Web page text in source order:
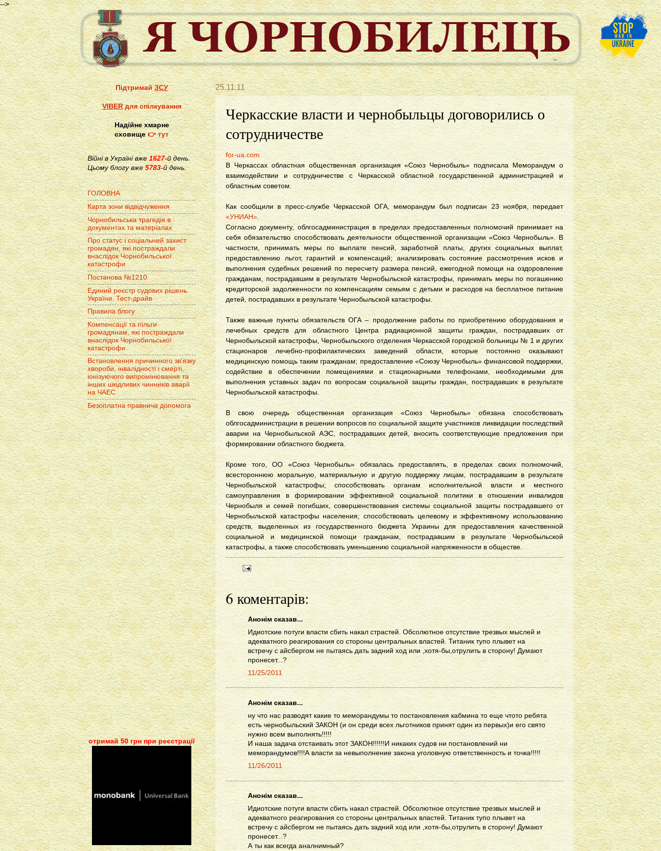
-->
25.11.11
Черкасские власти и чернобыльцы договорились о
сотрудничестве
for-ua.com
В Черкассах областная общественная организация «Союз Чернобыль» подписала Меморандум о
взаимодействии и сотрудничестве с Черкасской областной государственной администрацией и
областным советом.
Как сообщили в пресс-службе Черкасской ОГА, меморандум был подписан 23 ноября, передает
«УНИАН».
Согласно документу, облгосадминистрация в пределах предоставленных полномочий принимает на
себя обязательство способствовать деятельности общественной организации «Союз Чернобыль». В
частности, принимать меры по выплате пенсий, заработной платы, других социальных выплат,
предоставлению льгот, гарантий и компенсаций; анализировать состояние рассмотрения исков и
выполнения судебных решений по пересчету размера пенсий, ежегодной помощи на оздоровление
гражданам, пострадавшим в результате Чернобыльской катастрофы, принимать меры по погашению
кредиторской задолженности по компенсациям семьям с детьми и расходов на бесплатное питание
детей, пострадавших в результате Чернобыльской катастрофы.
Также важные пункты обязательств ОГА – продолжение работы по приобретению оборудования и
лечебных средств для областного Центра радиационной защиты граждан, пострадавших от
Чернобыльской катастрофы, Чернобыльского отделения Черкасской городской больницы № 1 и других
стационаров лечебно-профилактических заведений области, которые постоянно оказывают
медицинскую помощь таким гражданам; предоставление «Союзу Чернобыль» финансовой поддержки,
содействие в обеспечении помещениями и стационарными телефонами, необходимыми для
выполнения уставных задач по вопросам социальной защиты граждан, пострадавших в результате
Чернобыльской катастрофы.
В свою очередь общественная организация «Союз Чернобыль» обязана способствовать
облгосадминистрации в решении вопросов по социальной защите участников ликвидации последствий
аварии на Чернобыльской АЭС, пострадавших детей, вносить соответствующие предложения при
формировании областного бюджета.
Кроме того, ОО «Союз Чернобыль» обязалась предоставлять, в пределах своих полномочий,
всестороннюю моральную, материальную и другую поддержку лицам, пострадавшим в результате
Чернобыльской катастрофы; способствовать органам исполнительной власти и местного
самоуправления в формировании эффективной социальной политики в отношении инвалидов
Чернобыля и семей погибших, совершенствования системы социальной защиты пострадавшего от
Чернобыльской катастрофы населения; способствовать целевому и эффективному использованию
средств, выделенных из государственного бюджета Украины для предоставления качественной
социальной и медицинской помощи гражданам, пострадавшим в результате Чернобыльской
катастрофы, а также способствовать уменьшению социальной напряженности в обществе.
6 коментарів:
Анонім сказав...
Идиотские потуги власти сбить накал страстей. Обсолютное отсутствие трезвых мыслей и
адекватного реагирования со стороны центральных властей. Титаник тупо плывет на
встречу с айсбергом не пытаясь дать задний ход или ,хотя-бы,отрулить в сторону! Думают
пронесет...?
11/25/2011
Анонім сказав...
ну что нас разводят какие то меморандумы то постановления кабмина то еще чтото ребята
есть чернобыльский ЗАКОН (и он среди всех льготников принят один из первых)и его свято
нужно всем выполнять!!!!!
И наша задача отстаивать этот ЗАКОН!!!!!!И никаких судов ни постановлений ни
меморандумов!!!!А власти за невыполнение закона уголовную ответственность и точка!!!!!
11/26/2011
Анонім сказав...
Идиотские потуги власти сбить накал страстей. Обсолютное отсутствие трезвых мыслей и
адекватного реагирования со стороны центральных властей. Титаник тупо плывет на
встречу с айсбергом не пытаясь дать задний ход или ,хотя-бы,отрулить в сторону! Думают
пронесет...?
А ты как всегда аналнимный?
ПідтримайЗСУ
VIBERдля спілкування
Надійне хмарне
сховище👉 тут
Війні в Україні вже1627-й день.
Цьому блогу вже 5783-й день.
ГОЛОВНА
Карта зони відвідчуження
Чорнобильська трагедія в
документах та матеріалах
Про статус і соціальний захист
громадян, які постраждали
внаслідок Чорнобильської
катастрофи
Постанова №1210
Единий реєстр судових рішень
України. Тест-драйв
Правила блогу
Компенсації та пільги
громадянам, які постраждали
внаслідок Чорнобильської
катастрофи
Встановлення причинного зв'язку
хвороби, інвалідності і смерті,
іонізуючого випромінювання та
інших шкідливих чинників аварії
на ЧАЕС
Безоплатна правнича допомога
отримай 50 грн при реєстрації